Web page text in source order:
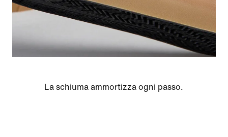
La schiuma ammortizza ogni passo.